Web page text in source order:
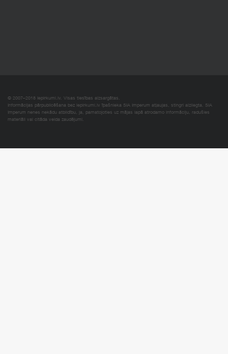
© 2007–2018 Iepirkumi.lv. Visas tiesības aizsargātas.
Informācijas pārpublicēšana bez iepirkumi.lv īpašnieka SIA Imperum atļaujas, stingri aizliegta. SIA
Imperum nenes nekādu atbildību, ja, pamatojoties uz mājas lapā atrodamo informāciju, radušies
materiāli vai citāda veida zaudējumi.